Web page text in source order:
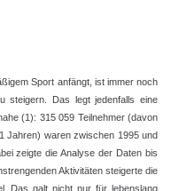
Sport anfängt, ist immer noch
steigern. Das legt jedenfalls eine
(1): 315 059 Teilnehmer (davon
Jahren) waren zwischen 1995 und
zeigte die Analyse der Daten bis
Aktivitäten steigerte die
Das galt nicht nur für lebenslang